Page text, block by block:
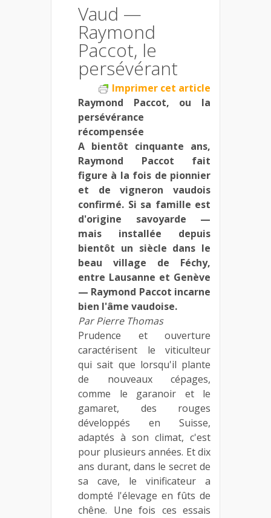
Vaud —
Raymond
Paccot, le
persévérant
Imprimer cet article
Raymond Paccot, ou la
persévérance
récompensée
A bientôt cinquante ans,
Raymond Paccot fait
figure à la fois de pionnier
et de vigneron vaudois
confirmé. Si sa famille est
d'origine savoyarde —
mais installée depuis
bientôt un siècle dans le
beau village de Féchy,
entre Lausanne et Genève
— Raymond Paccot incarne
bien l'âme vaudoise.
Par Pierre Thomas
Prudence et ouverture
caractérisent le viticulteur
qui sait que lorsqu'il plante
de nouveaux cépages,
comme le garanoir et le
gamaret, des rouges
développés en Suisse,
adaptés à son climat, c'est
pour plusieurs années. Et dix
ans durant, dans le secret de
sa cave, le vinificateur a
dompté l'élevage en fûts de
chêne. Une fois ces essais